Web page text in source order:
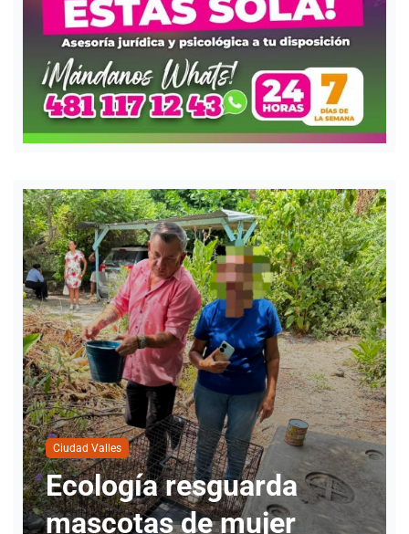
Ciudad Valles
Nueva directora del
INMUVI da inicio a
labores con atención a